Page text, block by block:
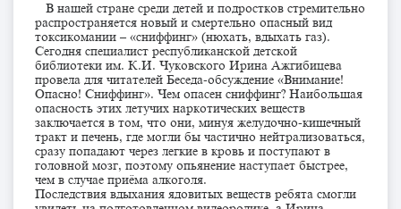
В нашей стране среди детей и подростков стремительно
распространяется новый и смертельно опасный вид
токсикомании – «сниффинг» (нюхать, вдыхать газ).
Сегодня специалист республиканской детской
библиотеки им. К.И. Чуковского Ирина Ажгибицева
провела для читателей Беседа-обсуждение «Внимание!
Опасно! Сниффинг». Чем опасен сниффинг? Наибольшая
опасность этих летучих наркотических веществ
заключается в том, что они, минуя желудочно-кишечный
тракт и печень, где могли бы частично нейтрализоваться,
сразу попадают через легкие в кровь и поступают в
головной мозг, поэтому опьянение наступает быстрее,
чем в случае приёма алкоголя.
Последствия вдыхания ядовитых веществ ребята смогли